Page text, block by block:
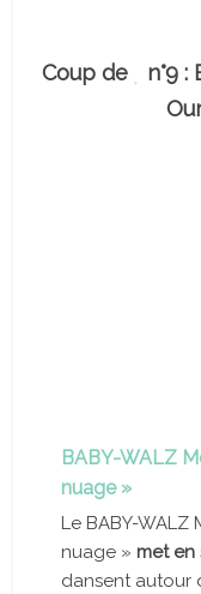
Coup de
n°9
BABY-WALZ
nuage »
Le BABY-WALZ
nuage » met en
dansent autour